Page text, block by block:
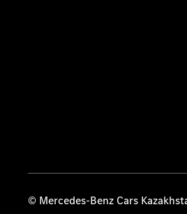
© Mercedes-Benz Cars